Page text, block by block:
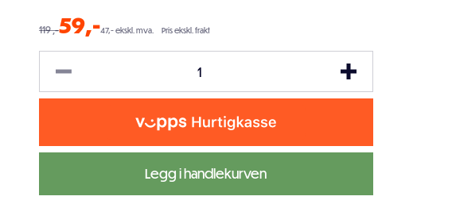
119,-59,-47,- ekskl. mva. Pris ekskl. frakt
Legg i handlekurven